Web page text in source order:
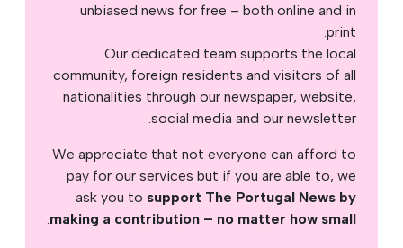
unbiased news for free – both online and in
print.
Our dedicated team supports the local
community, foreign residents and visitors of all
nationalities through our newspaper, website,
social media and our newsletter.
We appreciate that not everyone can afford to
pay for our services but if you are able to, we
ask you to support The Portugal News by
making a contribution – no matter how small
.